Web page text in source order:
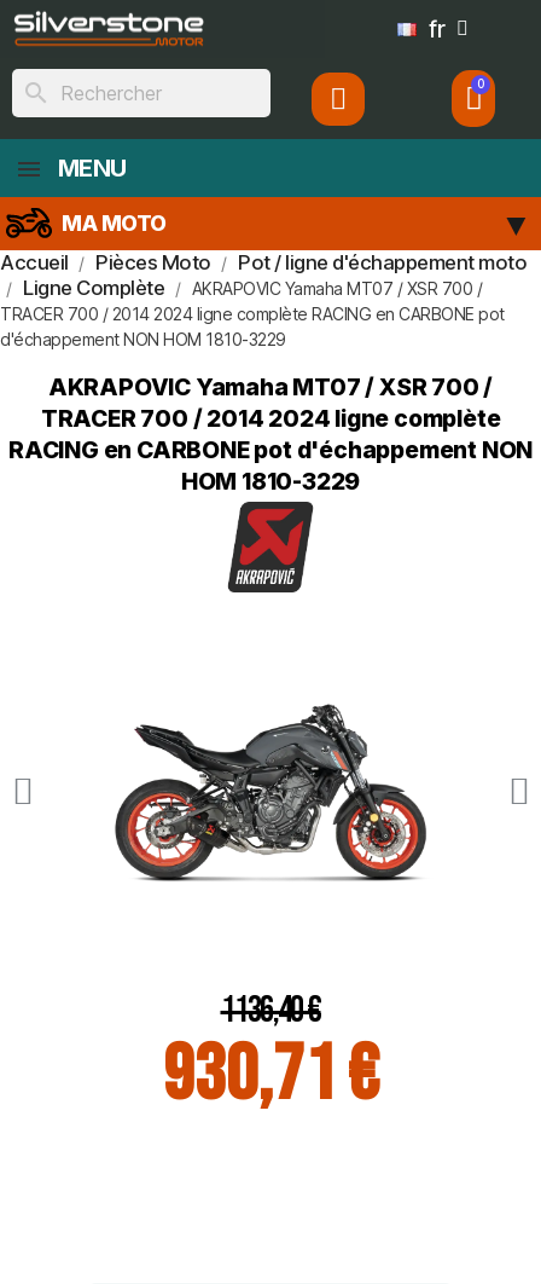
fr
search
MENU
MA MOTO
Accueil Pièces Moto
Pot / ligne d'échappement moto
Ligne Complète
AKRAPOVIC Yamaha MT07 / XSR 700 /
TRACER 700 / 2014 2024 ligne complète RACING en CARBONE pot
d'échappement NON HOM 1810-3229
AKRAPOVIC Yamaha MT07 / XSR 700 /
TRACER 700 / 2014 2024 ligne complète
RACING en CARBONE pot d'échappement NON
HOM 1810-3229
1 136,40 €
930,71 €